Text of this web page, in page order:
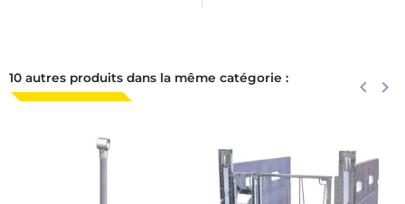
10 autres produits dans la même catégorie : keyboard_arrow_left keyboard_arrow_right